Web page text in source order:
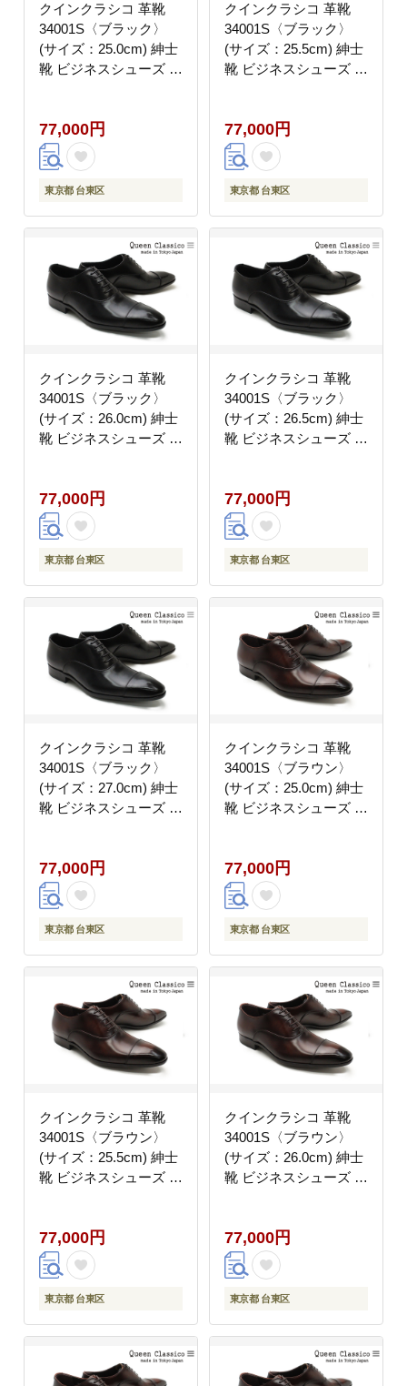
クインクラシコ 革靴
34001S〈ブラック〉
(サイズ：25.0cm) 紳士
靴 ビジネスシューズ ス
77,000円
東京都 台東区
クインクラシコ 革靴
34001S〈ブラック〉
(サイズ：25.5cm) 紳士
靴 ビジネスシューズ ス
77,000円
東京都 台東区
クインクラシコ 革靴
34001S〈ブラック〉
(サイズ：26.0cm) 紳士
靴 ビジネスシューズ ス
77,000円
東京都 台東区
クインクラシコ 革靴
34001S〈ブラック〉
(サイズ：26.5cm) 紳士
靴 ビジネスシューズ ス
77,000円
東京都 台東区
クインクラシコ 革靴
34001S〈ブラック〉
(サイズ：27.0cm) 紳士
靴 ビジネスシューズ ス
77,000円
東京都 台東区
クインクラシコ 革靴
34001S〈ブラウン〉
(サイズ：25.0cm) 紳士
靴 ビジネスシューズ ス
77,000円
東京都 台東区
クインクラシコ 革靴
34001S〈ブラウン〉
(サイズ：25.5cm) 紳士
靴 ビジネスシューズ ス
77,000円
東京都 台東区
クインクラシコ 革靴
34001S〈ブラウン〉
(サイズ：26.0cm) 紳士
靴 ビジネスシューズ ス
77,000円
東京都 台東区